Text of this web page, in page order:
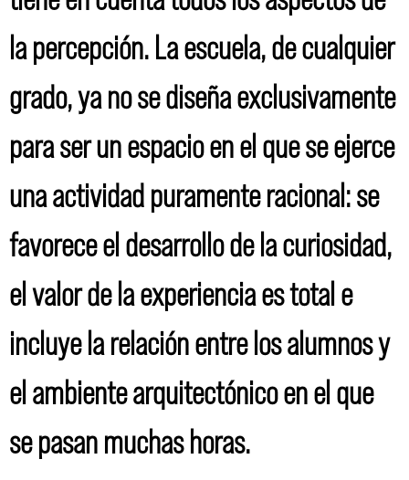
la percepción. La escuela, de cualquier
grado, ya no se diseña exclusivamente
para ser un espacio en el que se ejerce
una actividad puramente racional: se
favorece el desarrollo de la curiosidad,
el valor de la experiencia es total e
incluye la relación entre los alumnos y
el ambiente arquitectónico en el que
se pasan muchas horas.